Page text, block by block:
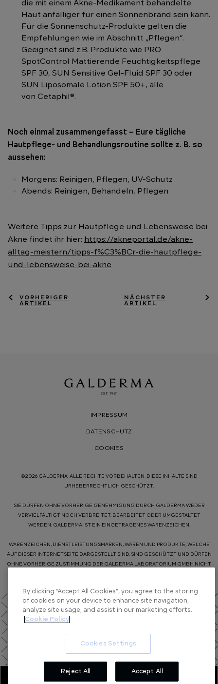
die mit einem Akne-Medikament behandelte
Haut anfälliger für einen Sonnenbrand sein kann.
Für die Sonnenschutz-Produkte gelten die
Empfehlungen wie im Abschnitt „Pflegen“.
Geeignet sind z.B. Produkte wie PRO
SpotControl Mattierende Feuchtigkeitspflege
SPF 30, SUN Sensitive Gel-Fluid SPF 30 oder
SUN Liposomale Lotion SPF 50+, alle
von Cetaphil®.
Noch einmal zusammengefasst – Eure tägliche
Hautpflege- und Behandlungsroutine sollte z. B. so
aussehen:
Morgens: Reinigen, Pflegen, UV-Schutz
Abends: Reinigen, Behandeln, Pflegen
Weitere Tipps zur Hautpflege und Lebensweise bei
Akne findet ihr hier: https://akneportal.de/akne-
alltag-meistern/tipps-f%C3%BCr-die-hautpflege-
und-lebensweise-bei-akne
VORHERIGER
ARTIKEL
NÄCHSTER
ARTIKEL
IMPRESSUM
DATENSCHUTZ
COOKIES
©2026 GALDERMA ALLE RECHTE VORBEHALTEN. DIESE INHALTE SIND
URHEBERRECHTLICH GESCHÜTZT.
SIE DÜRFEN OHNE VORHERIGE GENEHMIGUNG DURCH GALDERMA WEDER
VERVIELFÄLTIGT NOCH VERBREITET, BEARBEITET ODER UMGESTALTET
WERDEN. GALDERMA IST EIN EINGETRAGENES WARENZEICHEN.
WARENZEICHEN, DIENSTLEISTUNGSMARKEN, WAREN UND PRODUKTE, WELCHE
AUF DIESER INTERNETSEITE DARGESTELLT SIND, SIND GESCHÜTZT UND DÜRFEN
OHNE VORHERIGE ZUSTIMMUNG DER GALDERMA LABORATORIUM GMBH NICHT
By clicking “Accept All Cookies”, you agree to the storing
of cookies on your device to enhance site navigation,
analyze site usage, and assist in our marketing efforts.
Cookie Policy
Cookies Settings
Reject All Accept All